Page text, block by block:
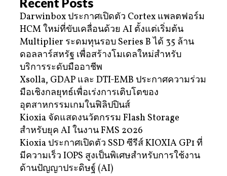
Darwinbox ประกาศเปิดตัว Cortex แพลตฟอร์ม
HCM ใหม่ที่ขับเคลื่อนด้วย AI ตั้งแต่เริ่มต้น
Multiplier ระดมทุนรอบ Series B ได้ 35 ล้าน
ดอลลาร์สหรัฐ เพื่อสร้างโมเดลใหม่สำหรับ
บริการระดับมืออาชีพ
Xsolla, GDAP และ DTI-EMB ประกาศความร่วม
มือเชิงกลยุทธ์เพื่อเร่งการเติบโตของ
อุตสาหกรรมเกมในฟิลิปปินส์
Kioxia จัดแสดงนวัตกรรม Flash Storage
สำหรับยุค AI ในงาน FMS 2026
Kioxia ประกาศเปิดตัว SSD ซีรีส์ KIOXIA GP1 ที่
มีความเร็ว IOPS สูงเป็นพิเศษสำหรับการใช้งาน
ด้านปัญญาประดิษฐ์ (AI)